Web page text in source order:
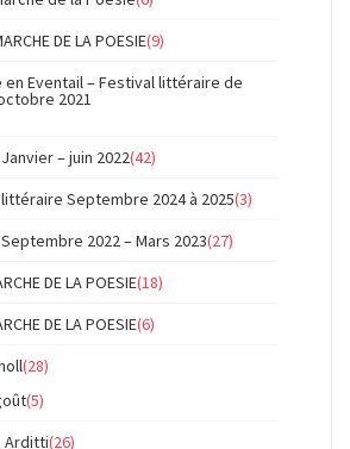
DE LA POESIE(9)
en Eventail – Festival littéraire de
2021
– juin 2022(42)
littéraire Septembre 2024 à 2025(3)
2022 – Mars 2023(27)
DE LA POESIE(18)
DE LA POESIE(6)
(28)
(5)
Arditti(26)